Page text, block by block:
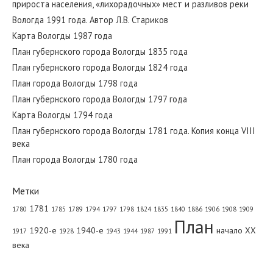
Вологда на плане 1943 года
Карта Вологды 1794 года
прироста населения, «лихорадочных» мест и разливов реки
Вологда 1991 года. Автор Л.В. Стариков
Карта Вологды 1987 года
План губернского города Вологды 1835 года
План губернского города Вологды 1824 года
План города Вологды 1798 года
План губернского города Вологды 1797 года
Карта Вологды 1794 года
План губернского города Вологды 1781 года. Копия конца VIII
века
План города Вологды 1780 года
Метки
1780 1781 1785 1789 1794 1797 1798 1824 1835 1840 1886 1906 1908 1909
1917 1920-е 1928 1940-e 1943 1944 1987 1991 План начало ХХ
века